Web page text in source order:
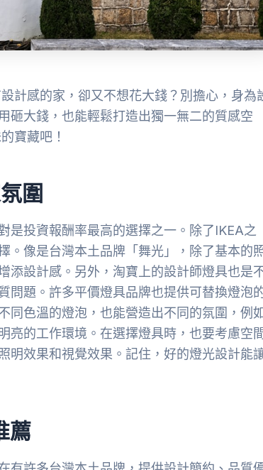
計感的家，卻又不想花大錢？別擔心，身為
砸大錢，也能輕鬆打造出獨一無二的質感空
寶藏吧！
圍
是投資報酬率最高的選擇之一。除了IKEA之
。像是台灣本土品牌「舞光」，除了基本的
添設計感。另外，淘寶上的設計師燈具也是
問題。許多平價燈具品牌也提供可替換燈泡
同色溫的燈泡，也能營造出不同的氛圍，例如
亮的工作環境。在選擇燈具時，也要考慮空間
明效果和視覺效果。記住，好的燈光設計能
薦